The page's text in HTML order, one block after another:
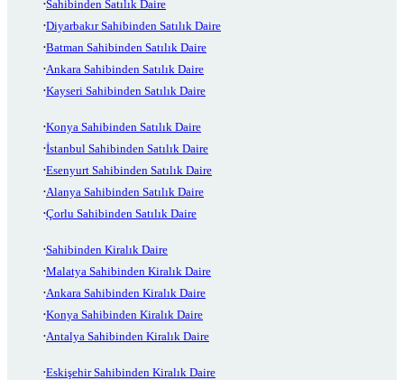
Sahibinden Satılık Daire
Diyarbakır Sahibinden Satılık Daire
Batman Sahibinden Satılık Daire
Ankara Sahibinden Satılık Daire
Kayseri Sahibinden Satılık Daire
Konya Sahibinden Satılık Daire
İstanbul Sahibinden Satılık Daire
Esenyurt Sahibinden Satılık Daire
Alanya Sahibinden Satılık Daire
Çorlu Sahibinden Satılık Daire
Sahibinden Kiralık Daire
Malatya Sahibinden Kiralık Daire
Ankara Sahibinden Kiralık Daire
Konya Sahibinden Kiralık Daire
Antalya Sahibinden Kiralık Daire
Eskişehir Sahibinden Kiralık Daire